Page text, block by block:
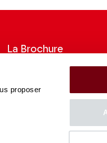
proposer
La Brochure
Consultez la Brochure 2026-